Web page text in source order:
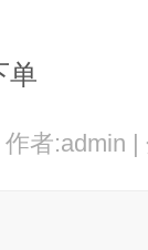
单
作者:admin |